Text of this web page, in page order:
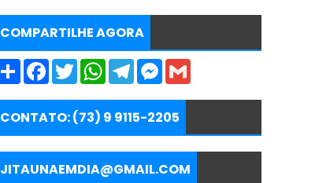
COMPARTILHE AGORA
S
r
e
F
e
b
o
k
T
w
t
t
e
r
W
t
s
p
p
T
e
g
a
m
M
s
e
g
e
r
i
CONTATO: (73) 9 9115-2205
JITAUNAEMDIA@GMAIL.COM